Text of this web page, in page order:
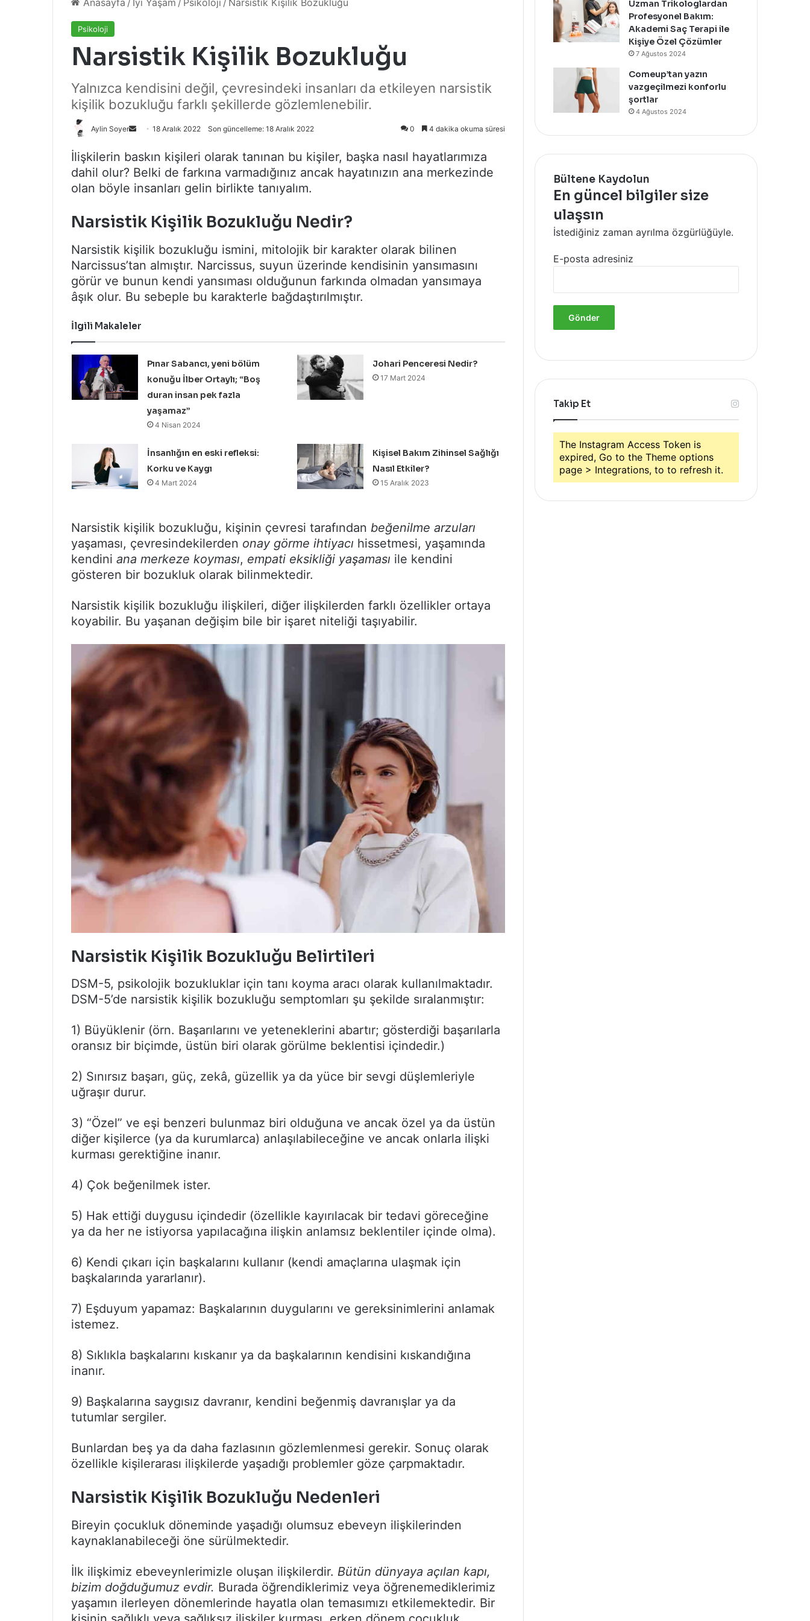
Psikoloji
Narsistik Kişilik Bozukluğu
Yalnızca kendisini değil, çevresindeki insanları da etkileyen narsistik
kişilik bozukluğu farklı şekillerde gözlemlenebilir.
Aylin Soyer
Bir
posta
göndermek
18 Aralık 2022 Son güncelleme: 18 Aralık 2022 0 4 dakika okuma süresi
İlişkilerin baskın kişileri olarak tanınan bu kişiler, başka nasıl hayatlarımıza
dahil olur? Belki de farkına varmadığınız ancak hayatınızın ana merkezinde
olan böyle insanları gelin birlikte tanıyalım.
Narsistik Kişilik Bozukluğu Nedir?
Narsistik kişilik bozukluğu ismini, mitolojik bir karakter olarak bilinen
Narcissus’tan almıştır. Narcissus, suyun üzerinde kendisinin yansımasını
görür ve bunun kendi yansıması olduğunun farkında olmadan yansımaya
âşık olur. Bu sebeple bu karakterle bağdaştırılmıştır.
İlgili Makaleler
Pınar Sabancı, yeni bölüm
konuğu İlber Ortaylı; “Boş
duran insan pek fazla
yaşamaz”
4 Nisan 2024
Johari Penceresi Nedir?
17 Mart 2024
İnsanlığın en eski refleksi:
Korku ve Kaygı
4 Mart 2024
Kişisel Bakım Zihinsel Sağlığı
Nasıl Etkiler?
15 Aralık 2023
Narsistik kişilik bozukluğu, kişinin çevresi tarafından beğenilme arzuları
yaşaması, çevresindekilerden onay görme ihtiyacı hissetmesi, yaşamında
kendini ana merkeze koyması, empati eksikliği yaşaması ile kendini
gösteren bir bozukluk olarak bilinmektedir.
Narsistik kişilik bozukluğu ilişkileri, diğer ilişkilerden farklı özellikler ortaya
koyabilir. Bu yaşanan değişim bile bir işaret niteliği taşıyabilir.
Narsistik Kişilik Bozukluğu Belirtileri
DSM-5, psikolojik bozukluklar için tanı koyma aracı olarak kullanılmaktadır.
DSM-5’de narsistik kişilik bozukluğu semptomları şu şekilde sıralanmıştır:
1) Büyüklenir (örn. Başarılarını ve yeteneklerini abartır; gösterdiği başarılarla
oransız bir biçimde, üstün biri olarak görülme beklentisi içindedir.)
2) Sınırsız başarı, güç, zekâ, güzellik ya da yüce bir sevgi düşlemleriyle
uğraşır durur.
3) “Özel” ve eşi benzeri bulunmaz biri olduğuna ve ancak özel ya da üstün
diğer kişilerce (ya da kurumlarca) anlaşılabileceğine ve ancak onlarla ilişki
kurması gerektiğine inanır.
4) Çok beğenilmek ister.
5) Hak ettiği duygusu içindedir (özellikle kayırılacak bir tedavi göreceğine
ya da her ne istiyorsa yapılacağına ilişkin anlamsız beklentiler içinde olma).
6) Kendi çıkarı için başkalarını kullanır (kendi amaçlarına ulaşmak için
başkalarında yararlanır).
7) Eşduyum yapamaz: Başkalarının duygularını ve gereksinimlerini anlamak
istemez.
8) Sıklıkla başkalarını kıskanır ya da başkalarının kendisini kıskandığına
inanır.
9) Başkalarına saygısız davranır, kendini beğenmiş davranışlar ya da
tutumlar sergiler.
Bunlardan beş ya da daha fazlasının gözlemlenmesi gerekir. Sonuç olarak
özellikle kişilerarası ilişkilerde yaşadığı problemler göze çarpmaktadır.
Narsistik Kişilik Bozukluğu Nedenleri
Bireyin çocukluk döneminde yaşadığı olumsuz ebeveyn ilişkilerinden
kaynaklanabileceği öne sürülmektedir.
İlk ilişkimiz ebeveynlerimizle oluşan ilişkilerdir. Bütün dünyaya açılan kapı,
bizim doğduğumuz evdir. Burada öğrendiklerimiz veya öğrenemediklerimiz
yaşamın ilerleyen dönemlerinde hayatla olan temasımızı etkilemektedir. Bir
Uzman Trikologlardan
Profesyonel Bakım:
Akademi Saç Terapi ile
Kişiye Özel Çözümler
7 Ağustos 2024
Comeup’tan yazın
vazgeçilmezi konforlu
şortlar
4 Ağustos 2024
Bültene Kaydolun
En güncel bilgiler size
ulaşsın
İstediğiniz zaman ayrılma özgürlüğüyle.
E-posta adresiniz
Takip Et
The Instagram Access Token is
expired, Go to the Theme options
page > Integrations, to to refresh it.